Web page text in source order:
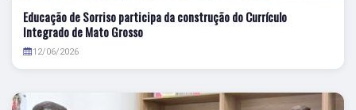
Educação de Sorriso participa da construção do Currículo
Integrado de Mato Grosso
12/06/2026